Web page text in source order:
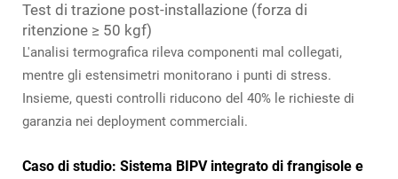
Test di trazione post-installazione (forza di
ritenzione ≥ 50 kgf)
L'analisi termografica rileva componenti mal collegati,
mentre gli estensimetri monitorano i punti di stress.
Insieme, questi controlli riducono del 40% le richieste di
garanzia nei deployment commerciali.
Caso di studio: Sistema BIPV integrato di frangisole e